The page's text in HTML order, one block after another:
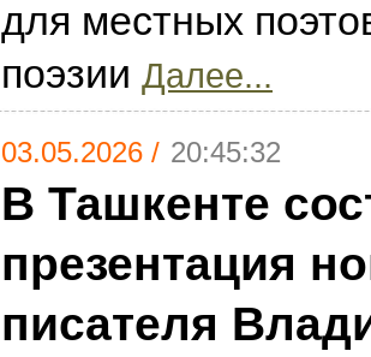
для местных
поэзии Далее...
03.05.2026 / 20:45:32
В Ташкенте
презентация
писателя